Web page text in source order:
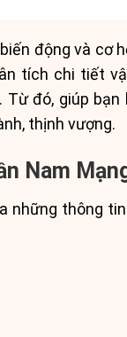
động và cơ
tích chi tiết
Từ đó, giúp
thịnh vượng.
Nam
thông